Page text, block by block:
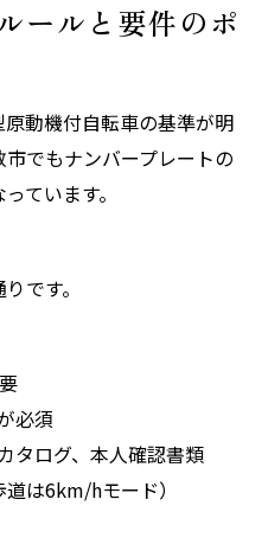
ールと要件のポ
動機付自転車の基準が明
でもナンバープレートの
ています。
です。
必須
タログ、本人確認書類
は6km/hモード）